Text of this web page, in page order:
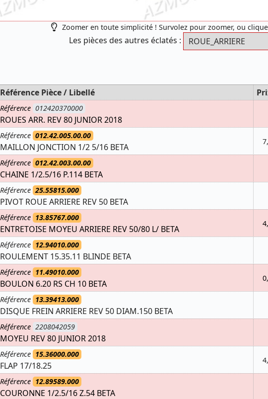
Zoomer en toute simplicité ! Survolez pour zoomer, ou
Les pièces des autres éclatés :
Référence Pièce / Libellé
Référence 012420370000
ROUES ARR. REV 80 JUNIOR 2018
Référence 012.42.005.00.00
MAILLON JONCTION 1/2 5/16 BETA
Référence 012.42.003.00.00
CHAINE 1/2.5/16 P.114 BETA
Référence 25.55815.000
PIVOT ROUE ARRIERE REV 50 BETA
Référence 13.85767.000
ENTRETOISE MOYEU ARRIERE REV 50/80 L/ BETA
Référence 12.94010.000
ROULEMENT 15.35.11 BLINDE BETA
Référence 11.49010.000
BOULON 6.20 RS CH 10 BETA
Référence 13.39413.000
DISQUE FREIN ARRIERE REV 50 DIAM.150 BETA
Référence 2208042059
MOYEU REV 80 JUNIOR 2018
Référence 15.36000.000
FLAP 17/18.25
Référence 12.89589.000
COURONNE 1/2.5/16 Z.54 BETA